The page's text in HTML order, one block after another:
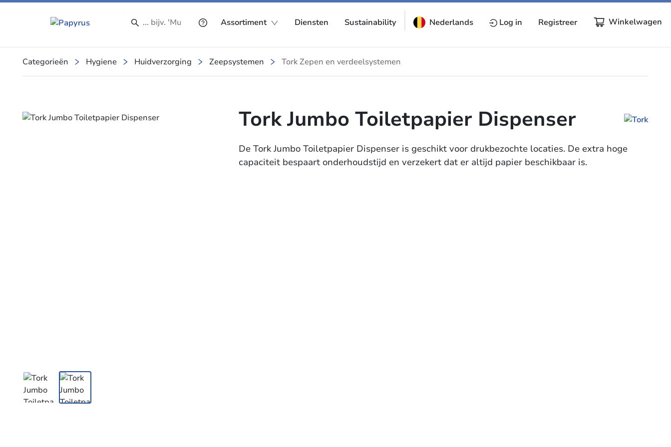
Assortiment Diensten Sustainability Nederlands Log in Registreer Winkelwagen
Categorieën Hygiene Huidverzorging Zeepsystemen Tork Zepen en verdeelsystemen
Slide 2 of 2 Tork Jumbo Toiletpapier Dispenser
De Tork Jumbo Toiletpapier Dispenser is geschikt voor drukbezochte locaties. De extra hoge
capaciteit bespaart onderhoudstijd en verzekert dat er altijd papier beschikbaar is.